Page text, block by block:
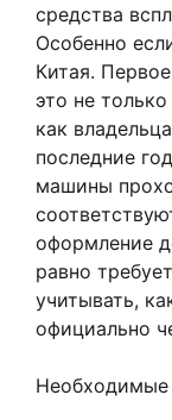
средства
Особенно
Китая.
это не
как
последние
машины
оформление
равно
учитывать,
официально
Необходимые